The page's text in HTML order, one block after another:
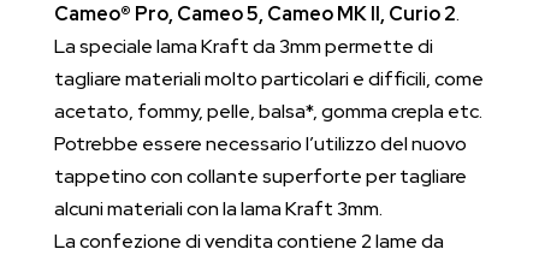
Cameo® Pro, Cameo 5, Cameo MK II, Curio 2.
La speciale lama Kraft da 3mm permette di
tagliare materiali molto particolari e difficili, come
acetato, fommy, pelle, balsa*, gomma crepla etc.
Potrebbe essere necessario l’utilizzo del nuovo
tappetino con collante superforte per tagliare
alcuni materiali con la lama Kraft 3mm.
La confezione di vendita contiene 2 lame da